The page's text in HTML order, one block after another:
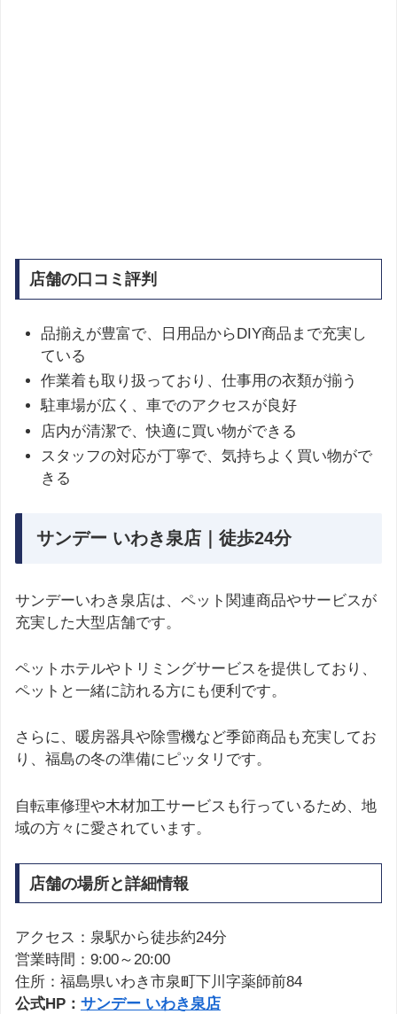
店舗の口コミ評判
品揃えが豊富で、日用品からDIY商品まで充実し
ている
作業着も取り扱っており、仕事用の衣類が揃う
駐車場が広く、車でのアクセスが良好
店内が清潔で、快適に買い物ができる
スタッフの対応が丁寧で、気持ちよく買い物がで
きる
サンデー いわき泉店｜徒歩24分
サンデーいわき泉店は、ペット関連商品やサービスが
充実した大型店舗です。
ペットホテルやトリミングサービスを提供しており、
ペットと一緒に訪れる方にも便利です。
さらに、暖房器具や除雪機など季節商品も充実してお
り、福島の冬の準備にピッタリです。
自転車修理や木材加工サービスも行っているため、地
域の方々に愛されています。
店舗の場所と詳細情報
アクセス：泉駅から徒歩約24分
営業時間：9:00～20:00
住所：福島県いわき市泉町下川字薬師前84
公式HP： サンデー いわき泉店